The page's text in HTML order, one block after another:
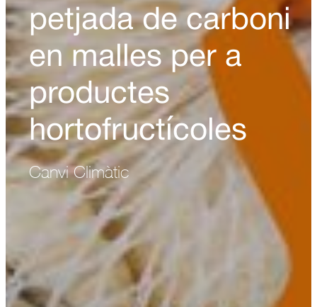
petjada de carboni
en malles per a
productes
hortofructícoles
Canvi Climàtic